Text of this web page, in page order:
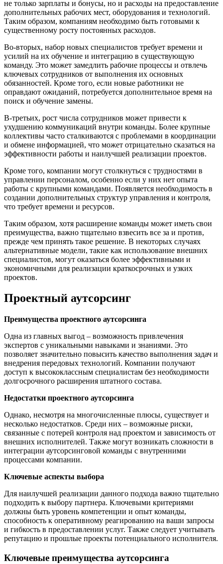
не только зарплаты и бонусы, но и расходы на предоставление
дополнительных рабочих мест, оборудования и технологий.
Таким образом, компаниям необходимо быть готовыми к
существенному росту постоянных расходов.
Во-вторых, набор новых специалистов требует времени и
усилий на их обучение и интеграцию в существующую
команду. Это может замедлить рабочие процессы и отвлечь
ключевых сотрудников от выполнения их основных
обязанностей. Кроме того, если новые работники не
оправдают ожиданий, потребуется дополнительное время на
поиск и обучение замены.
В-третьих, рост числа сотрудников может привести к
ухудшению коммуникаций внутри команды. Более крупные
коллективы часто сталкиваются с проблемами в координации
и обмене информацией, что может отрицательно сказаться на
эффективности работы и наилучшей реализации проектов.
Кроме того, компании могут столкнуться с трудностями в
управлении персоналом, особенно если у них нет опыта
работы с крупными командами. Появляется необходимость в
создании дополнительных структур управления и контроля,
что требует времени и ресурсов.
Таким образом, хотя расширение команды может иметь свои
преимущества, важно тщательно взвесить все за и против,
прежде чем принять такое решение. В некоторых случаях
альтернативные модели, такие как использование внешних
специалистов, могут оказаться более эффективными и
экономичными для реализации краткосрочных и узких
проектов.
Проектный аутсорсинг
Преимущества проектного аутсорсинга
Одна из главных выгод – возможность привлечения
экспертов с уникальными навыками и знаниями. Это
позволяет значительно повысить качество выполнения задач и
внедрения передовых технологий. Компании получают
доступ к высококлассным специалистам без необходимости
долгосрочного расширения штатного состава.
Недостатки проектного аутсорсинга
Однако, несмотря на многочисленные плюсы, существует и
несколько недостатков. Среди них – возможные риски,
связанные с потерей контроля над проектом и зависимость от
внешних исполнителей. Также могут возникать сложности в
интеграции аутсорсинговой команды с внутренними
процессами компании.
Ключевые аспекты выбора
Для наилучшей реализации данного подхода важно тщательно
подходить к выбору партнера. Ключевыми критериями
должны быть уровень компетенции и опыт команды,
способность к оперативному реагированию на ваши запросы
и гибкость в предоставлении услуг. Также следует учитывать
репутацию и прошлые проекты потенциального исполнителя.
Ключевые преимущества аутсорсинга